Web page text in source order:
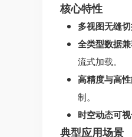
核心特性
多视图无缝
全类型数据
流式加载。
高精度与高
制。
时空动态可
典型应用场景